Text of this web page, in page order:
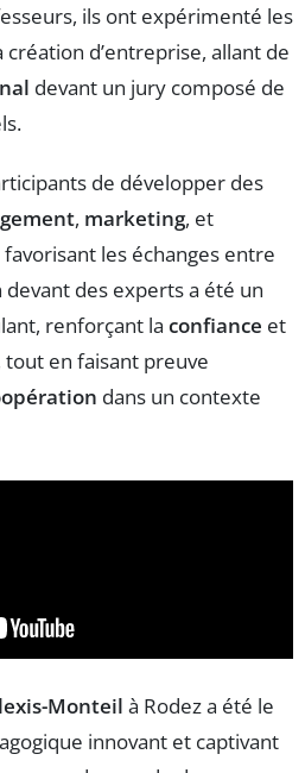
ils ont expérimenté les
d’entreprise, allant de
devant un jury composé de
de développer des
, marketing, et
les échanges entre
des experts a été un
renforçant la confiance et
tout en faisant preuve
dans un contexte
Monteil à Rodez a été le
innovant et captivant